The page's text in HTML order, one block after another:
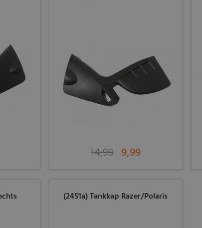
14,99 9,99
(24S1a) Tankkap Razer/Polaris